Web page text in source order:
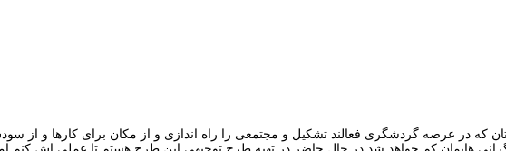
در عرصه گردشگری فعالند تشکیل و مجتمعی را راه اندازی و از مکان برای کارها و از